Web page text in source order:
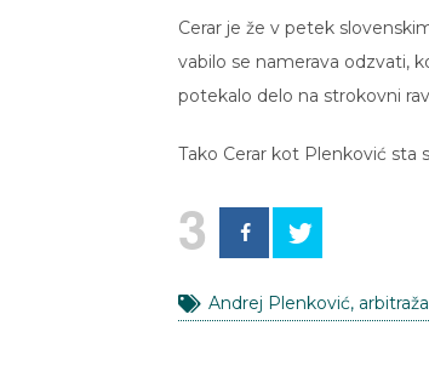
Cerar je že v petek
vabilo se namerava odzvati,
potekalo delo na strokovni
Tako Cerar kot Plenković sta
3
Andrej Plenković, arbitraža